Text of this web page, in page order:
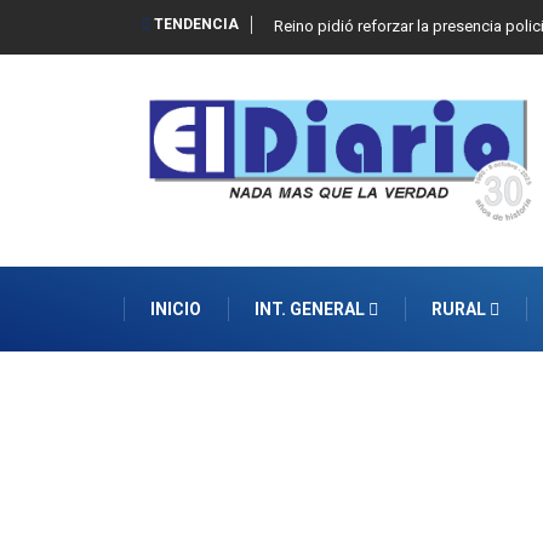
TENDENCIA Reino pidió reforzar la presencia
INICIO INT. GENERAL RURAL